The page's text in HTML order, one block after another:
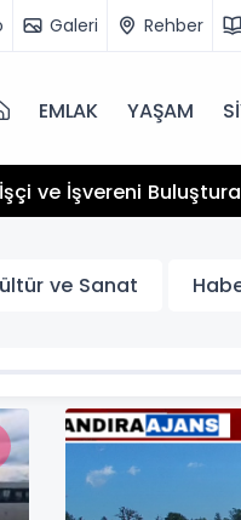
Galeri Rehber
EMLAK YAŞAM
ve İşvereni
ve Sanat